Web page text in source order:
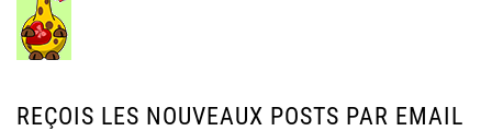
REÇOIS LES NOUVEAUX POSTS PAR EMAIL